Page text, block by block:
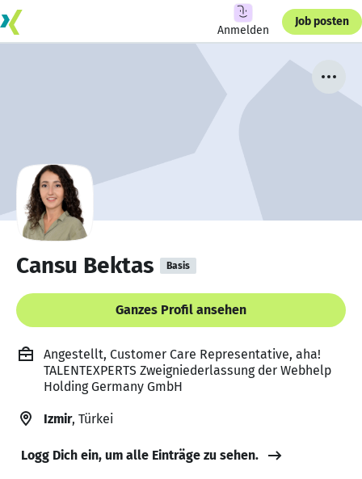
Anmelden
Job posten
Cansu Bektas Basis
Ganzes Profil ansehen
Angestellt, Customer Care Representative, aha!
TALENTEXPERTS Zweigniederlassung der Webhelp
Holding Germany GmbH
Izmir, Türkei
Logg Dich ein, um alle Einträge zu sehen.